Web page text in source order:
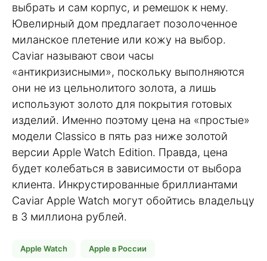
выбрать и сам корпус, и ремешок к нему.
Ювелирный дом предлагает позолоченное
миланское плетение или кожу на выбор.
Caviar называют свои часы
«антикризисными», поскольку выполняются
они не из цельнолитого золота, а лишь
используют золото для покрытия готовых
изделий. Именно поэтому цена на «простые»
модели Classico в пять раз ниже золотой
версии Apple Watch Edition. Правда, цена
будет колебаться в зависимости от выбора
клиента. Инкрустированные бриллиантами
Caviar Apple Watch могут обойтись владельцу
в 3 миллиона рублей.
Apple Watch Apple в России